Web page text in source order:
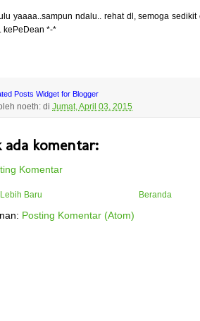
yaaaa..sampun ndalu.. rehat dl, semoga
kePeDean *-*
noeth: di Jumat, April 03, 2015
ada komentar:
Komentar
Baru Beranda
Posting Komentar (Atom)